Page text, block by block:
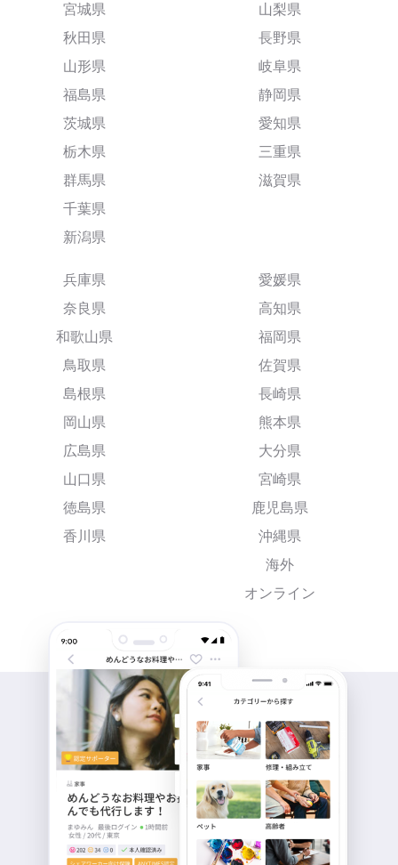
宮城県
秋田県
山形県
福島県
茨城県
栃木県
群馬県
千葉県
新潟県
山梨県
長野県
岐阜県
静岡県
愛知県
三重県
滋賀県
兵庫県
奈良県
和歌山県
鳥取県
島根県
岡山県
広島県
山口県
徳島県
香川県
愛媛県
高知県
福岡県
佐賀県
長崎県
熊本県
大分県
宮崎県
鹿児島県
沖縄県
海外
オンライン